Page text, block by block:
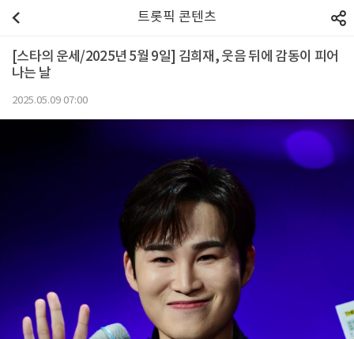
트롯픽 콘텐츠
[스타의 운세/2025년 5월 9일] 김희재, 웃음 뒤에 감동이 피어
나는 날
2025.05.09 07:00